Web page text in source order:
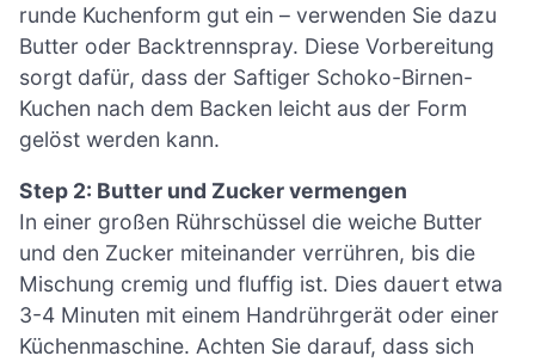
runde Kuchenform gut ein – verwenden Sie dazu
Butter oder Backtrennspray. Diese Vorbereitung
sorgt dafür, dass der Saftiger Schoko-Birnen-
Kuchen nach dem Backen leicht aus der Form
gelöst werden kann.
Step 2: Butter und Zucker vermengen
In einer großen Rührschüssel die weiche Butter
und den Zucker miteinander verrühren, bis die
Mischung cremig und fluffig ist. Dies dauert etwa
3-4 Minuten mit einem Handrührgerät oder einer
Küchenmaschine. Achten Sie darauf, dass sich